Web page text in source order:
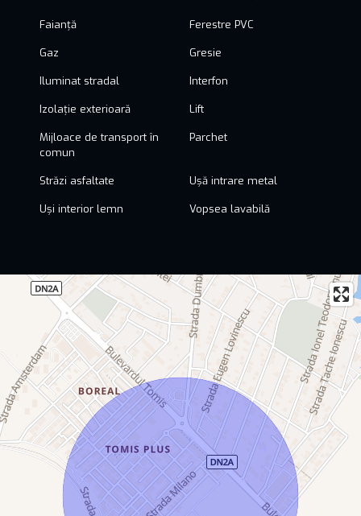
Faianță Ferestre PVC
Gaz Gresie
Iluminat stradal Interfon
Izolație exterioară Lift
Mijloace de transport în
comun
Parchet
Străzi asfaltate Ușă intrare metal
Uși interior lemn Vopsea lavabilă